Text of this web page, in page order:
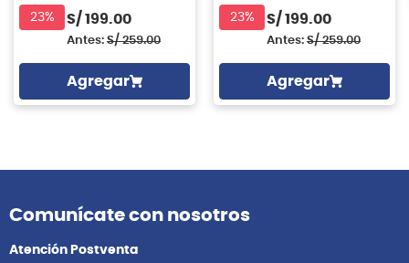
23% S/ 199.00
Antes: S/ 259.00
Agregar
23% S/ 199.00
Antes: S/ 259.00
Agregar
Comunícate con nosotros
Atención Postventa